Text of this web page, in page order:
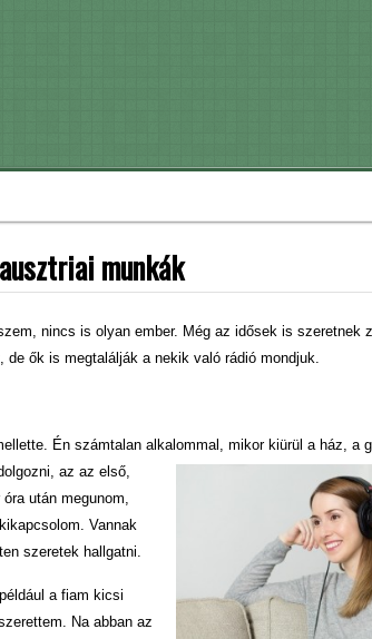
munkák
nincs is olyan ember. Még az idősek is szeretnek
de ők is megtalálják a nekik való rádió mondjuk.
Én számtalan alkalommal, mikor kiürül a ház, a
az az első,
után megunom,
Vannak
szeretek hallgatni.
a fiam kicsi
Na abban az